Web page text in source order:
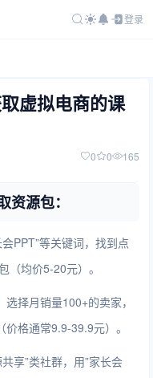
登录
虚拟电商的课
0 0 165
源包：
PPT”等关键词，找到点
（均价5-20元）。
择月销量100+的卖家，
格通常9.9-39.9元）。
享”类社群，用”家长会